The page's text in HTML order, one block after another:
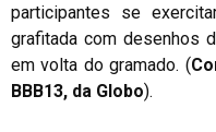
participantes se
grafitada com desenhos
em volta do gramado. (
BBB13, da Globo).